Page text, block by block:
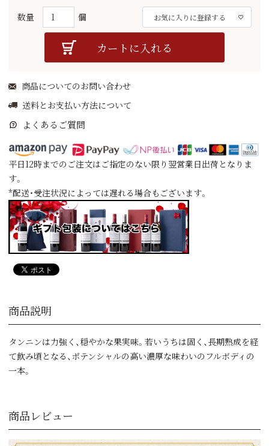
お気に入りに登録する
カートに入れる
商品についてのお問い合わせ
送料とお支払い方法について
よくあるご質問
平日12時までのご注文はご指定のない限り翌営業日出荷となりま
す。
*配送・受注状況によっては遅れる場合もございます。
商品説明
タンニンは力強く、穏やかな果実味。若いうちは固く、長期熟成を経
て飲み頃となる、ポテンシャルの高い濃厚な味わいのフルボディの
一本。
商品レビュー